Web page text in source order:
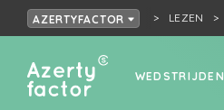
AZERTYFACTOR LEZEN
WEDSTRIJDEN